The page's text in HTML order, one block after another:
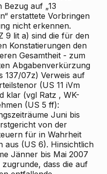
Bezug auf „13
erstattete Vorbringen
nicht erkennen.
9 lit a) sind die für den
Konstatierungen den
Gesamtheit - zum
Abgabenverkürzung
137/07z) Verweis auf
(US 11 iVm
klar (vgl Ratz , WK-
(US 5 ff):
Juni bis
von der
für in Wahrheit
aus (US 6). Hinsichtlich
Jänner bis Mai 2007
dass die auf